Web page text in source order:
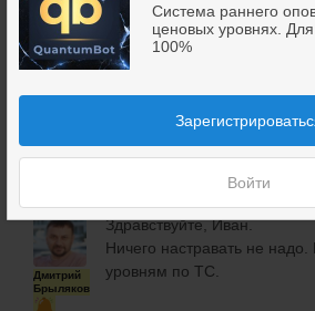
Система раннего
ценовых уровнях.
100%
Войти
приветствую Дмитрий в пакет
настройки! как их использовать?
Дмитрий
Брыляков
Здравствуйте, Иван.
Ничего настравать не надо.
уровням по ТС.